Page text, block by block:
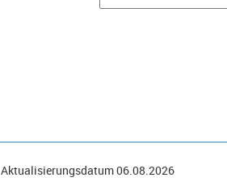
Aktualisierungsdatum06.08.2026